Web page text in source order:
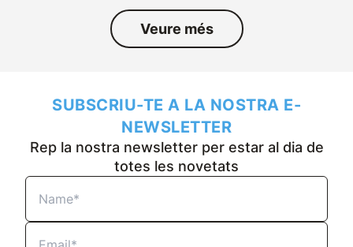
Veure més
SUBSCRIU-TE A LA NOSTRA E-
NEWSLETTER
Rep la nostra newsletter per estar al dia de
totes les novetats